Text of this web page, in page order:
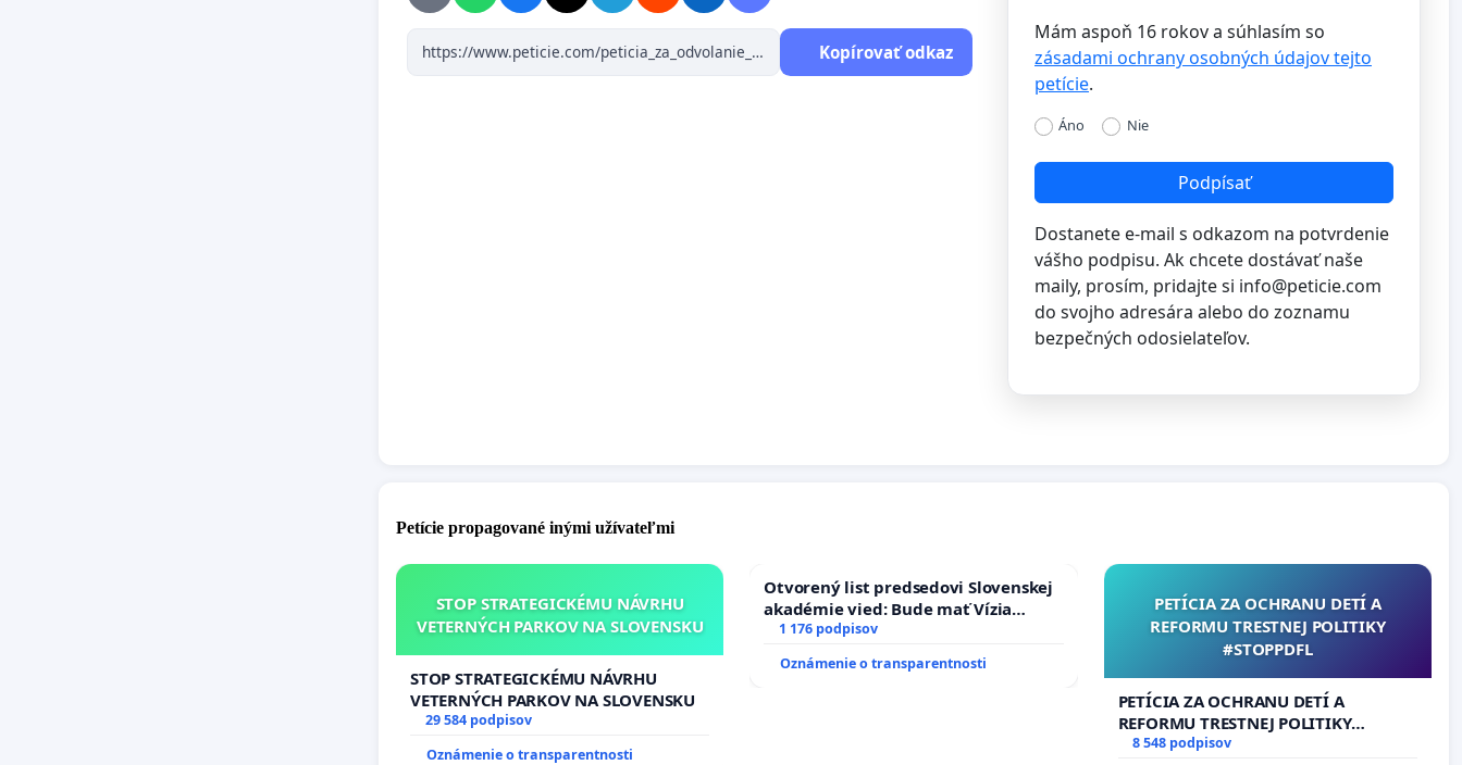
Kopírovať odkaz
Mám aspoň 16 rokov a súhlasím so
zásadami ochrany osobných údajov tejto
petície.
Áno Nie
Podpísať
Dostanete e-mail s odkazom na potvrdenie
vášho podpisu. Ak chcete dostávať naše
maily, prosím, pridajte si info@peticie.com
do svojho adresára alebo do zoznamu
bezpečných odosielateľov.
Petície propagované inými užívateľmi
STOP STRATEGICKÉMU NÁVRHU
VETERNÝCH PARKOV NA SLOVENSKU
STOP STRATEGICKÉMU NÁVRHU
VETERNÝCH PARKOV NA SLOVENSKU
29 584 podpisov
Oznámenie o transparentnosti
Otvorený list predsedovi Slovenskej
akadémie vied: Bude mať Vízia
Slovenska 2040 mravnú chrbticu?
1 176 podpisov
Oznámenie o transparentnosti
PETÍCIA ZA OCHRANU DETÍ A
REFORMU TRESTNEJ POLITIKY
#STOPPDFL
PETÍCIA ZA OCHRANU DETÍ A
REFORMU TRESTNEJ POLITIKY
#STOPPDFL
8 548 podpisov